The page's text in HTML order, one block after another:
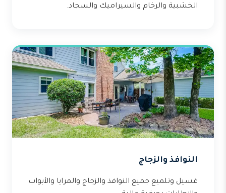
الخشبية والرخام والسيراميك والسجاد.
النوافذ والزجاج
غسيل وتلميع جميع النوافذ والزجاج والمرايا والأبواب